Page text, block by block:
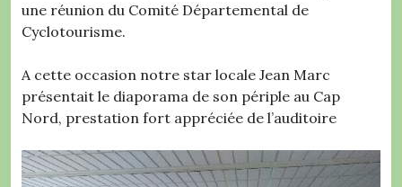
une réunion du Comité Départemental de
Cyclotourisme.
A cette occasion notre star locale Jean Marc
présentait le diaporama de son périple au Cap
Nord, prestation fort appréciée de l’auditoire